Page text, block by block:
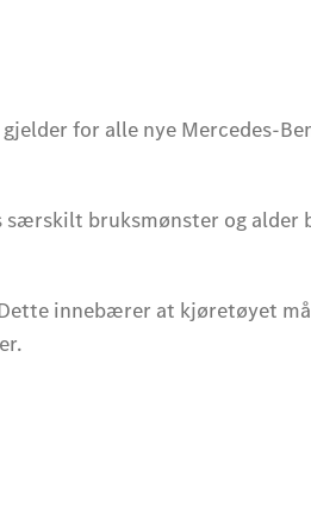
for alle nye Mercedes-
særskilt bruksmønster og alder
innebærer at kjøretøyet